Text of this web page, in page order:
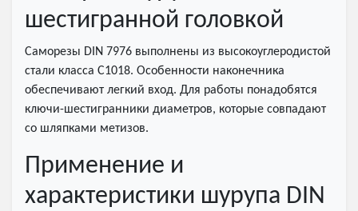
шестигранной головкой
Саморезы DIN 7976 выполнены из высокоуглеродистой
стали класса С1018. Особенности наконечника
обеспечивают легкий вход. Для работы понадобятся
ключи-шестигранники диаметров, которые совпадают
со шляпками метизов.
Применение и
характеристики шурупа DIN